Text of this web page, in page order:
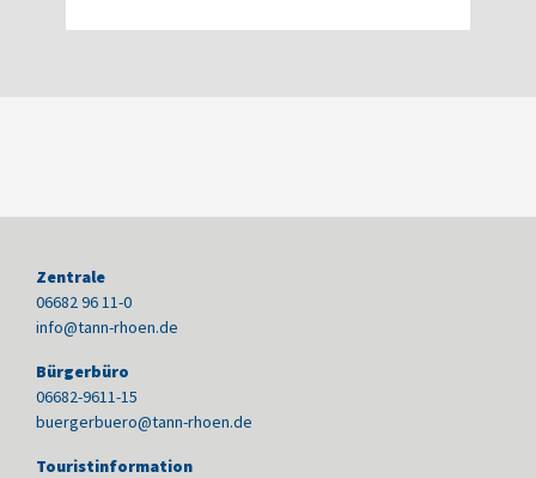
Zentrale
06682 96 11-0
info@tann-rhoen.de
Bürgerbüro
06682-9611-15
buergerbuero@tann-rhoen.de
Touristinformation